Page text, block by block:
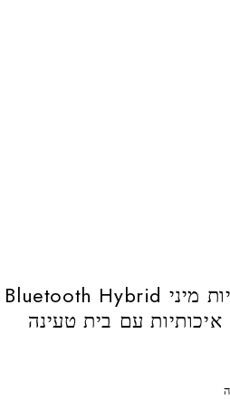
פיצי PiZZi – זוג אוזניות מיני Bluetooth Hybrid